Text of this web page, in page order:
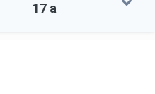
17 a